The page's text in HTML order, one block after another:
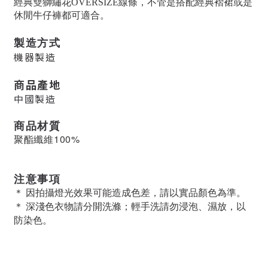
經典雙獅繡花OVERSIZE線條，不管是搭配經典褶裙或是
休閒牛仔褲都可適合。
製造方式
機器製造
商品產地
中國製造
商品材質
聚酯纖維100%
注意事項
＊ 因拍攝燈光效果可能造成色差，請以實品顏色為準。
＊ 深淺色衣物請分開洗滌；輕手洗請勿浸泡、濕放，以
防染色。